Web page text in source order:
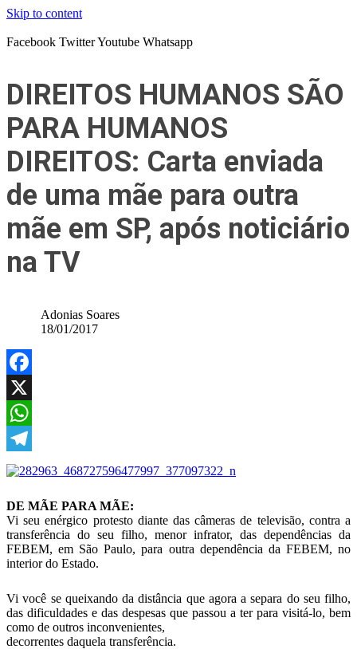
Skip to content
Facebook TwitterYoutube Whatsapp
DIREITOS HUMANOS SÃO
PARA HUMANOS
DIREITOS: Carta enviada
de uma mãe para outra
mãe em SP, após noticiário
na TV
Adonias Soares
18/01/2017
Facebook
X
WhatsApp
Telegram
DE MÃE PARA MÃE:
Vi seu enérgico protesto diante das câmeras de televisão, contra a
transferência do seu filho, menor infrator, das dependências da
FEBEM, em São Paulo, para outra dependência da FEBEM, no
interior do Estado.
Vi você se queixando da distância que agora a separa do seu filho,
das dificuldades e das despesas que passou a ter para visitá-lo, bem
como de outros inconvenientes,
decorrentes daquela transferência.